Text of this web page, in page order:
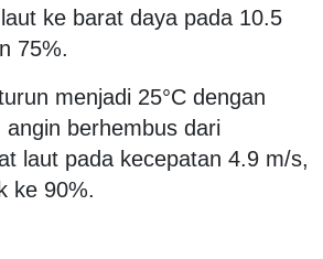
ke barat daya pada 10.5
75%.
menjadi 25°C dengan
angin berhembus dari
laut pada kecepatan 4.9 m/s,
ke 90%.